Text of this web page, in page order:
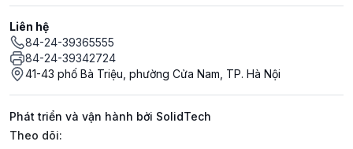
Liên hệ
84-24-39365555
84-24-39342724
41-43 phố Bà Triệu, phường Cửa Nam, TP. Hà Nội
Phát triển và vận hành bởi SolidTech
Mạng xã hội
Theo dõi: